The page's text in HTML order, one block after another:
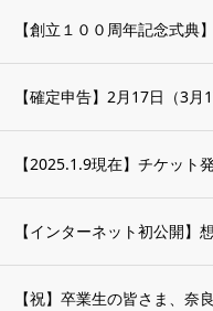
【創立１００周年記念式
【確定申告】2月17日（3
【2025.1.9現在】チケッ
【インターネット初公開】
【祝】卒業生の皆さま、奈